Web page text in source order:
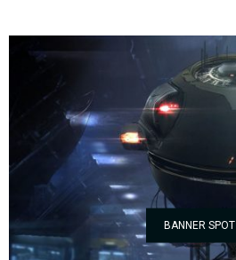
BANNER SPOT